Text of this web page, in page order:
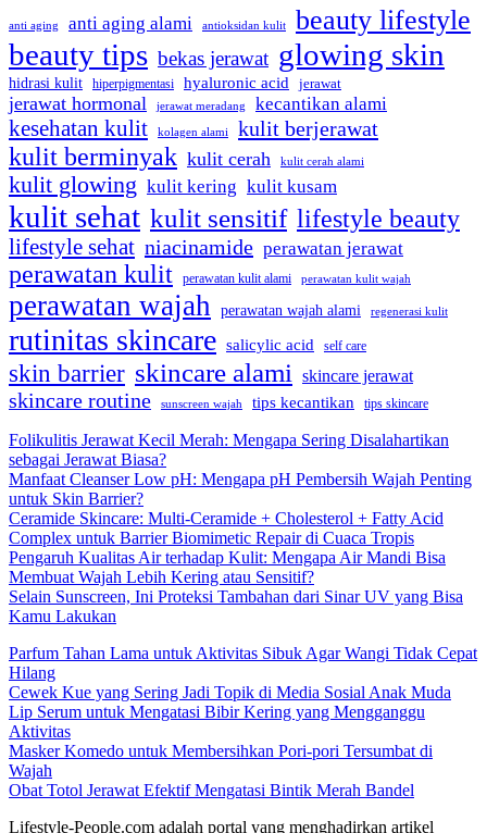
anti aging anti aging alami antioksidan kulit beauty lifestyle
beauty tips bekas jerawat glowing skin
hidrasi kulit hiperpigmentasi hyaluronic acid jerawat
jerawat hormonal jerawat meradang kecantikan alami
kesehatan kulit kolagen alami kulit berjerawat
kulit berminyak kulit cerah kulit cerah alami
kulit glowing kulit kering kulit kusam
kulit sehat kulit sensitif lifestyle beauty
lifestyle sehat niacinamide perawatan jerawat
perawatan kulit perawatan kulit alami perawatan kulit wajah
perawatan wajah perawatan wajah alami regenerasi kulit
rutinitas skincare salicylic acid self care
skin barrier skincare alami skincare jerawat
skincare routine sunscreen wajah tips kecantikan tips skincare
Folikulitis Jerawat Kecil Merah: Mengapa Sering Disalahartikan
sebagai Jerawat Biasa?
Manfaat Cleanser Low pH: Mengapa pH Pembersih Wajah Penting
untuk Skin Barrier?
Ceramide Skincare: Multi-Ceramide + Cholesterol + Fatty Acid
Complex untuk Barrier Biomimetic Repair di Cuaca Tropis
Pengaruh Kualitas Air terhadap Kulit: Mengapa Air Mandi Bisa
Membuat Wajah Lebih Kering atau Sensitif?
Selain Sunscreen, Ini Proteksi Tambahan dari Sinar UV yang Bisa
Kamu Lakukan
Parfum Tahan Lama untuk Aktivitas Sibuk Agar Wangi Tidak Cepat
Hilang
Cewek Kue yang Sering Jadi Topik di Media Sosial Anak Muda
Lip Serum untuk Mengatasi Bibir Kering yang Mengganggu
Aktivitas
Masker Komedo untuk Membersihkan Pori-pori Tersumbat di
Wajah
Obat Totol Jerawat Efektif Mengatasi Bintik Merah Bandel
Lifestyle-People.com adalah portal yang menghadirkan artikel